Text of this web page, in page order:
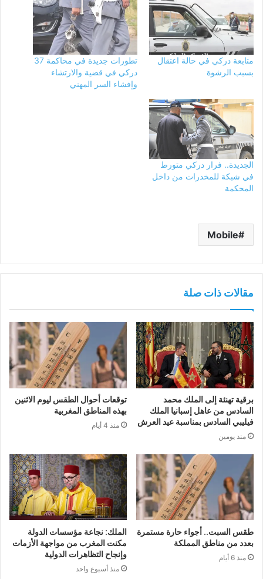
متابعة دركي في حالة اعتقال
بسبب الرشوة
تطورات جديدة في محاكمة 37
دركي في قضية والارتشاء
وإفشاء السر المهني
الجديدة.. فرار دركي متورط
في شبكة للمخدرات من داخل
المحكمة
Mobile
مقالات ذات صلة
برقية تهنئة إلى الملك محمد
السادس من عاهل إسبانيا الملك
فيليبي السادس بمناسبة عيد العرش
منذ يومين
توقعات أحوال الطقس ليوم الاثنين
بهذه المناطق المغربية
منذ 4 أيام
طقس السبت.. أجواء حارة مستمرة
بعدد من مناطق المملكة
منذ 6 أيام
الملك: نجاعة مؤسسات الدولة
مكنت المغرب من مواجهة الأزمات
وإنجاح التظاهرات الدولية
منذ أسبوع واحد